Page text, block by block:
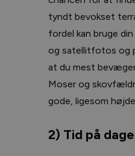
tyndt bevokset
fordel kan bruge
og satellitfotos og
at du mest
Moser og
gode, ligesom
2) Tid på